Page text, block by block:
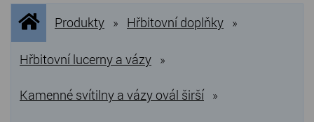
NOVINKY
NEJPRODÁVANĚJŠÍ
VÝPRODEJ
Produkty
Úvodní
stránka
Produkty » Hřbitovní doplňky »
Hřbitovní lucerny a vázy »
Kamenné svítilny a vázy ovál širší »